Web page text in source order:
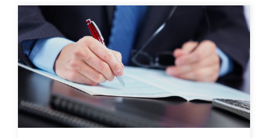
AMPARO DE LOS DERECHOS A LA
PARTICIPACION Y VIVIENDA DIGNA
DE LAS PERSONAS, FAMILIAS Y
COMUNIDADES ASENTADAS EN LA
BAJAMAR DE LA ZONA SUR DE LA
ISLA DEL CASCAJAL EN
BUENAVENTURA...